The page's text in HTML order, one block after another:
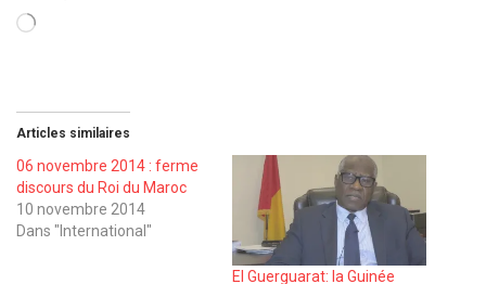
Chargement…
Articles similaires
06 novembre 2014 : ferme
discours du Roi du Maroc
10 novembre 2014
Dans "International"
El Guerguarat: la Guinée